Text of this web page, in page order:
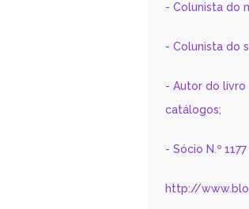
- Colunista do
- Colunista do
- Autor do livro
catálogos;
- Sócio N.º
http://